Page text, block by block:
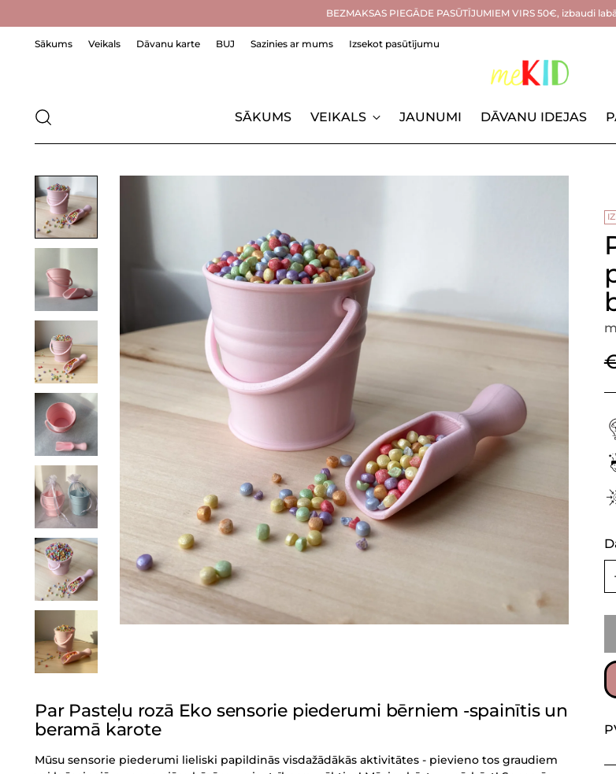
BEZMAKSAS PIEGĀDE PASŪTĪJUMIEM VIRS 50€, izbaudi
Sākums Veikals Dāvanu karte BUJ Sazinies ar mums Izsekot pasūtījumu
SĀKUMS VEIKALS JAUNUMI DĀVANU IDEJAS
Par Pasteļu rozā Eko sensorie piederumi bērniem -spainītis un
beramā karote
Mūsu sensorie piederumi lieliski papildinās visdažādākās aktivitātes - pievieno tos graudiem